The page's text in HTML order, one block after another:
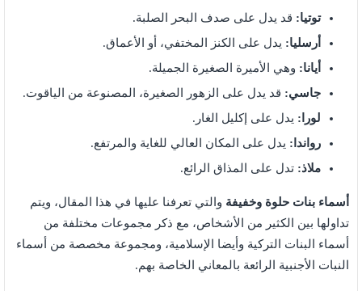
توتيا: قد يدل على صدف البحر الصلبة.
أرسليا: يدل على الكنز المختفي، أو الأعماق.
أيانا: وهي الأميرة الصغيرة الجميلة.
جاسي: قد يدل على الزهور الصغيرة، المصنوعة من الياقوت.
لورا: يدل على إكليل الغار.
رواندا: يدل على المكان العالي للغاية والمرتفع.
ملاذ: تدل على المذاق الرائع.
أسماء بنات حلوة وخفيفة والتي تعرفنا عليها في هذا المقال، ويتم
تداولها بين الكثير من الأشخاص، مع ذكر مجموعات مختلفة من
أسماء البنات التركية وأيضا الإسلامية، ومجموعة مخصصة من أسماء
النبات الأجنبية الرائعة بالمعاني الخاصة بهم.